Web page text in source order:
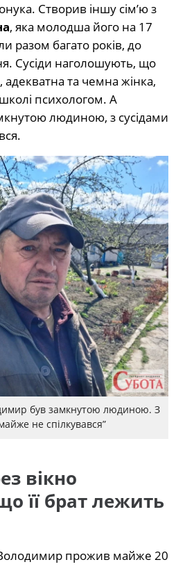
Створив іншу сім’ю з
, яка молодша його на 17
разом багато років, до
Сусіди наголошують, що
адекватна та чемна жінка,
психологом. А
людиною, з сусідами
був замкнутою людиною. З
не спілкувався”
вікно
її брат лежить
Володимир прожив майже 20